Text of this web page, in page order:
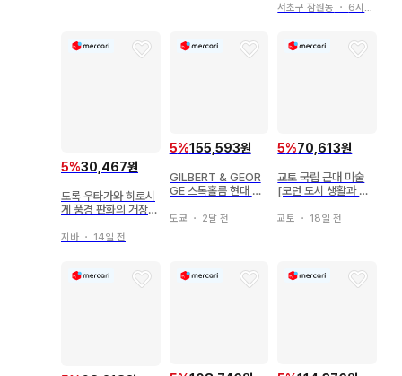
서초구 잠원동 ・ 6시간 전
5%30,467원
도록 우타가와 히로시
게 풍경 판화의 거장
지바 ・ 14일 전
5%155,593원
GILBERT & GEOR
GE 스톡홀름 현대 미
도쿄 ・ 2달 전
5%70,613원
교토 국립 근대 미술
[모던 도시 생활과 다
교토 ・ 18일 전